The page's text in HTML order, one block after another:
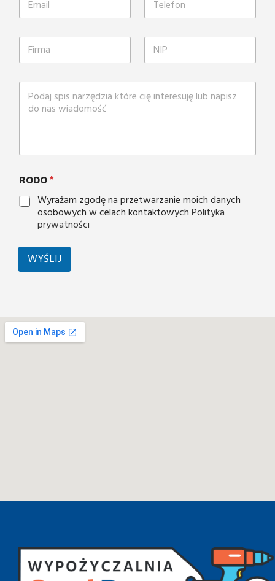
RODO*
Wyrażam zgodę na przetwarzanie moich danych
osobowych w celach kontaktowychPolityka
prywatności
WYŚLIJ